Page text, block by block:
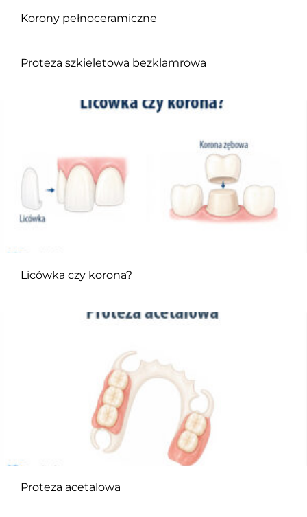
Korony pełnoceramiczne
Proteza szkieletowa bezklamrowa
Licówka czy korona?
Proteza acetalowa